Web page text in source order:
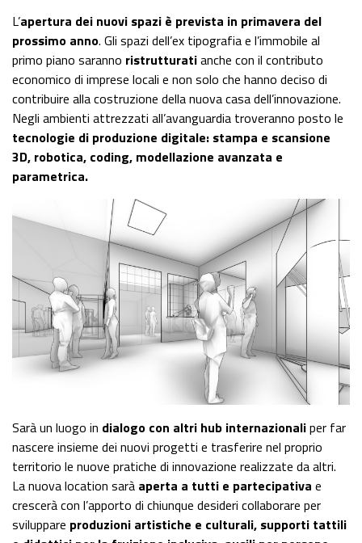
L’apertura dei nuovi spazi è prevista in primavera del
prossimo anno. Gli spazi dell’ex tipografia e l’immobile al
primo piano saranno ristrutturatianche con il contributo
economico di imprese locali e non solo che hanno deciso di
contribuire alla costruzione della nuova casa dell’innovazione.
Negli ambienti attrezzati all’avanguardia troveranno posto le
tecnologie di produzione digitale: stampa e scansione
3D, robotica, coding, modellazione avanzata e
parametrica.
Sarà un luogo in dialogo con altri hub internazionaliper far
nascere insieme dei nuovi progetti e trasferire nel proprio
territorio le nuove pratiche di innovazione realizzate da altri.
La nuova location sarà aperta a tutti e partecipativa e
crescerà con l’apporto di chiunque desideri collaborare per
sviluppare produzioni artistiche e culturali, supporti tattili